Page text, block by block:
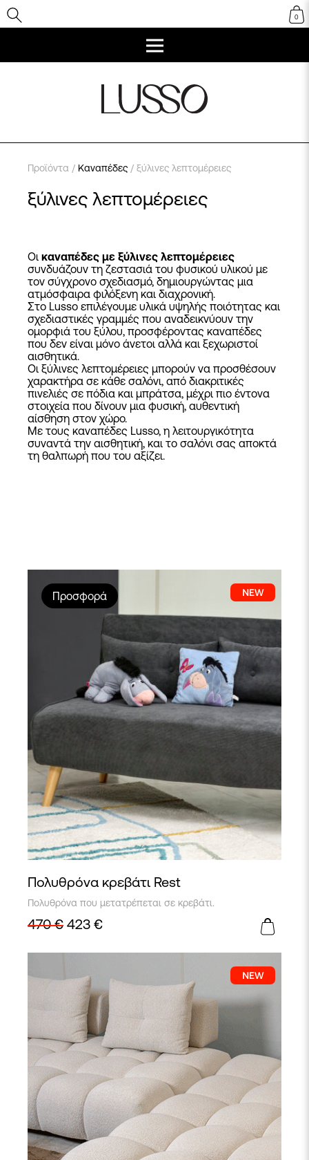
0
Προϊόντα / Καναπέδες / ξύλινες λεπτομέρειες
ξύλινες λεπτομέρειες
Οι καναπέδες με ξύλινες λεπτομέρειες
συνδυάζουν τη ζεστασιά του φυσικού υλικού με
τον σύγχρονο σχεδιασμό, δημιουργώντας μια
ατμόσφαιρα φιλόξενη και διαχρονική.
Στο Lusso επιλέγουμε υλικά υψηλής ποιότητας και
σχεδιαστικές γραμμές που αναδεικνύουν την
ομορφιά του ξύλου, προσφέροντας καναπέδες
που δεν είναι μόνο άνετοι αλλά και ξεχωριστοί
αισθητικά.
Οι ξύλινες λεπτομέρειες μπορούν να προσθέσουν
χαρακτήρα σε κάθε σαλόνι, από διακριτικές
πινελιές σε πόδια και μπράτσα, μέχρι πιο έντονα
στοιχεία που δίνουν μια φυσική, αυθεντική
αίσθηση στον χώρο.
Με τους καναπέδες Lusso, η λειτουργικότητα
συναντά την αισθητική, και το σαλόνι σας αποκτά
τη θαλπωρή που του αξίζει.
Προσφορά
Πολυθρόνα κρεβάτι Rest
Πολυθρόνα που μετατρέπεται σε κρεβάτι.
470€ 423 €